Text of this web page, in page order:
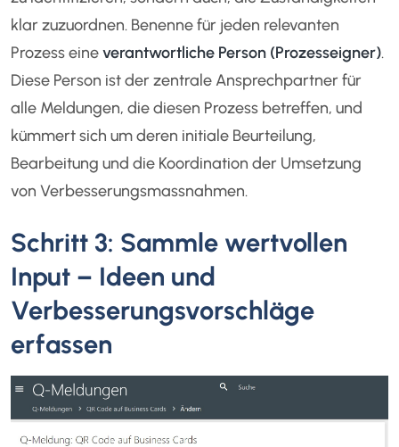
klar zuzuordnen. Benenne für jeden relevanten
Prozess eineverantwortliche Person (Prozesseigner).
Diese Person ist der zentrale Ansprechpartner für
alle Meldungen, die diesen Prozess betreffen, und
kümmert sich um deren initiale Beurteilung,
Bearbeitung und die Koordination der Umsetzung
von Verbesserungsmassnahmen.
Schritt 3: Sammle wertvollen
Input – Ideen und
Verbesserungsvorschläge
erfassen